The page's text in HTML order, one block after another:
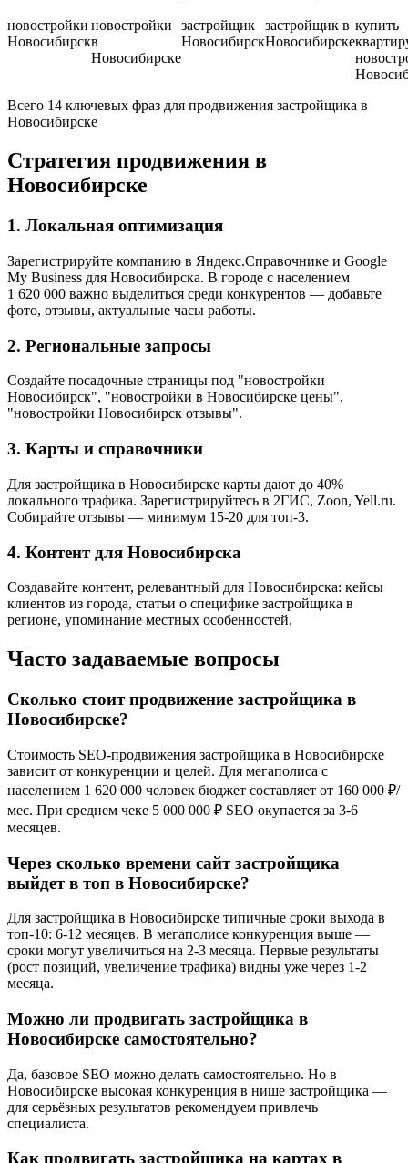
новостройки
Новосибирск
новостройки
в
Новосибирске
застройщик
Новосибирск
застройщик в
Новосибирске
купить
Всего 14 ключевых фраз для продвижения застройщика в
Новосибирске
Стратегия продвижения в
Новосибирске
1. Локальная оптимизация
Зарегистрируйте компанию в Яндекс.Справочнике и Google
My Business для Новосибирска. В городе с населением
1 620 000 важно выделиться среди конкурентов — добавьте
фото, отзывы, актуальные часы работы.
2. Региональные запросы
Создайте посадочные страницы под "новостройки
Новосибирск", "новостройки в Новосибирске цены",
"новостройки Новосибирск отзывы".
3. Карты и справочники
Для застройщика в Новосибирске карты дают до 40%
локального трафика. Зарегистрируйтесь в 2ГИС, Zoon, Yell.ru.
Собирайте отзывы — минимум 15-20 для топ-3.
4. Контент для Новосибирска
Создавайте контент, релевантный для Новосибирска: кейсы
клиентов из города, статьи о специфике застройщика в
регионе, упоминание местных особенностей.
Часто задаваемые вопросы
Сколько стоит продвижение застройщика в
Новосибирске?
Стоимость SEO-продвижения застройщика в Новосибирске
зависит от конкуренции и целей. Для мегаполиса с
населением 1 620 000 человек бюджет составляет от 160 000 ₽/
мес. При среднем чеке 5 000 000 ₽ SEO окупается за 3-6
месяцев.
Через сколько времени сайт застройщика
выйдет в топ в Новосибирске?
Для застройщика в Новосибирске типичные сроки выхода в
топ-10: 6-12 месяцев. В мегаполисе конкуренция выше —
сроки могут увеличиться на 2-3 месяца. Первые результаты
(рост позиций, увеличение трафика) видны уже через 1-2
месяца.
Можно ли продвигать застройщика в
Новосибирске самостоятельно?
Да, базовое SEO можно делать самостоятельно. Но в
Новосибирске высокая конкуренция в нише застройщика —
для серьёзных результатов рекомендуем привлечь
специалиста.
Как продвигать застройщика на картах в